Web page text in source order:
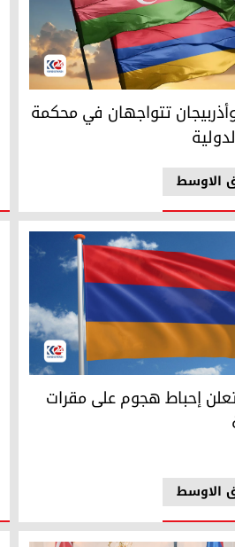
والأرميني
الاوسط
وأذربيجان تتواجهان في محكمة
الاوسط
تعلن إحباط هجوم على مقرات